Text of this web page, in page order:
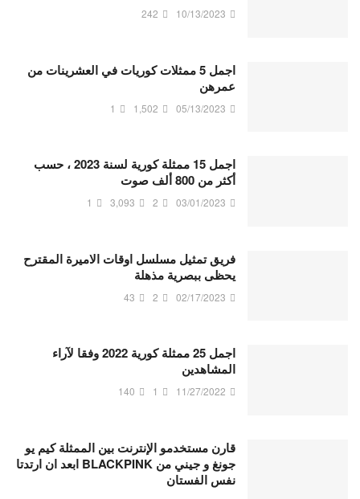
10/13/2023
242
اجمل 5 ممثلات كوريات في العشرينات من
عمرهن
05/13/2023
1,502
1
اجمل 15 ممثلة كورية لسنة 2023 ، حسب
أكثر من 800 ألف صوت
03/01/2023
2
3,093
1
فريق تمثيل مسلسل اوقات الاميرة المقترح
يحظى ببصرية مذهلة
02/17/2023
2
43
اجمل 25 ممثلة كورية 2022 وفقا لآراء
المشاهدين
11/27/2022
1
140
قارن مستخدمو الإنترنت بين الممثلة كيم يو
جونغ و جيني من BLACKPINK ابعد ان ارتدتا
نفس الفستان